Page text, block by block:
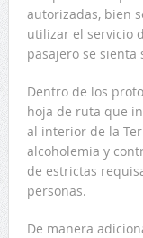
autorizadas, bien
utilizar el servicio
pasajero se sienta
Dentro de los
hoja de ruta que
al interior de la
alcoholemia y
de estrictas
personas.
De manera